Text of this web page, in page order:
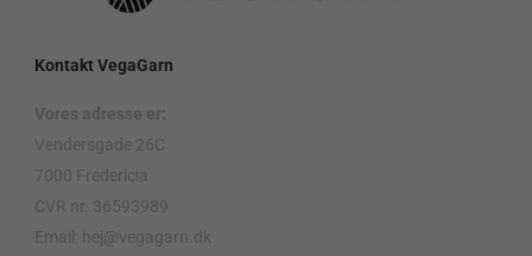
Kontakt VegaGarn
Vores adresse er:
Vendersgade 26C
7000 Fredericia
CVR nr. 36593989
Email: hej@vegagarn.dk